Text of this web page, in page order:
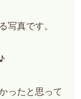
写真です。
ったと思って